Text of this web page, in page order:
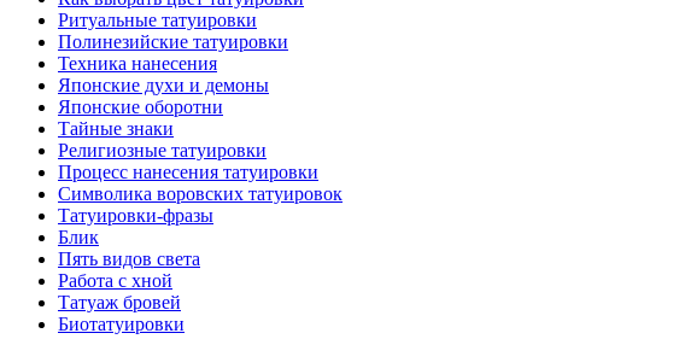
Ритуальные тaтуировки
Полинезийские тaтуировки
Техникa нанесения
Японские духи и демоны
Японские оборотни
Тайные знаки
Религиозные тaтуировки
Процесс нанесения тaтуировки
Символикa воровских тaтуировок
Татуировки-фразы
Блик
Пять видов светa
Работa с хнoй
Татуаж бровей
Биотaтуировки